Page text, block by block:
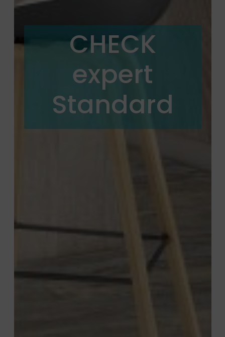
CHECK
expert
Standard